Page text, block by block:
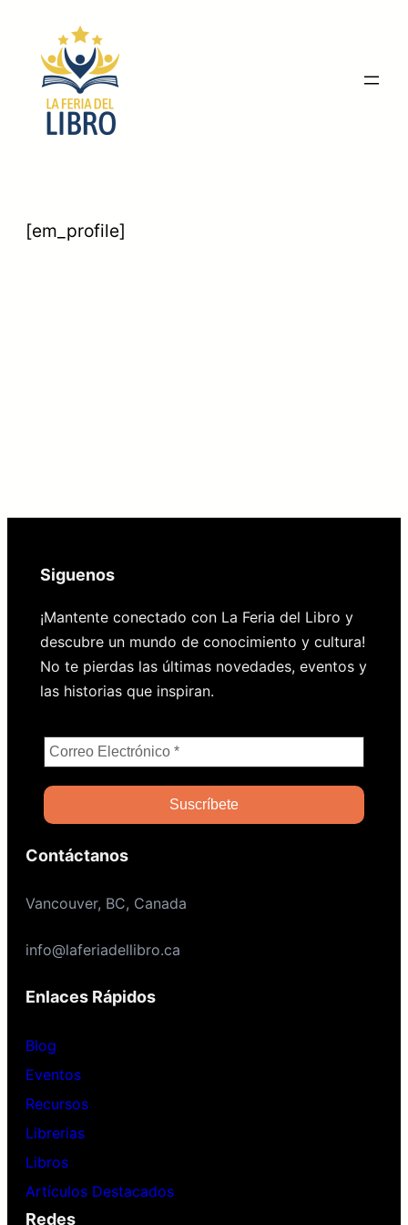
contenido
[em_profile]
Siguenos
¡Mantente conectado con La Feria del Libro y
descubre un mundo de conocimiento y cultura!
No te pierdas las últimas novedades, eventos y
las historias que inspiran.
Contáctanos
Vancouver, BC, Canada
info@laferiadellibro.ca
Enlaces Rápidos
Blog
Eventos
Recursos
Librerias
Libros
Artículos Destacados
Redes